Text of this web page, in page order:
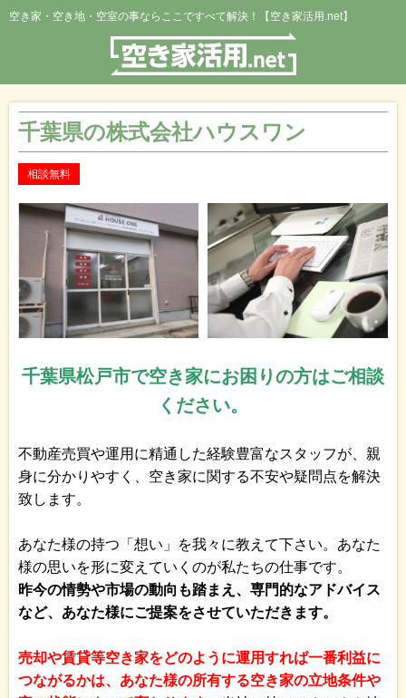
空き家・空き地・空室の事ならここですべて解決！【空き家活用.net】
千葉県の株式会社ハウスワン
相談無料
千葉県松戸市で空き家にお困りの方はご相談
ください。
不動産売買や運用に精通した経験豊富なスタッフが、親
身に分かりやすく、空き家に関する不安や疑問点を解決
致します。
あなた様の持つ「想い」を我々に教えて下さい。あなた
様の思いを形に変えていくのが私たちの仕事です。
昨今の情勢や市場の動向も踏まえ、専門的なアドバイス
など、あなた様にご提案をさせていただきます。
売却や賃貸等空き家をどのように運用すれば一番利益に
つながるかは、あなた様の所有する空き家の立地条件や